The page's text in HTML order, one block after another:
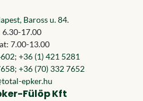
Baross u. 84.
6.30-17.00
7.00-13.00
; +36 (1) 421 5281
; +36 (70) 332 7652
epker.hu
Fülöp Kft